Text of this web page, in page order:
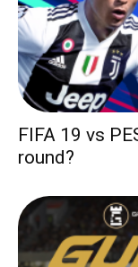
FIFA 19 vs
round?